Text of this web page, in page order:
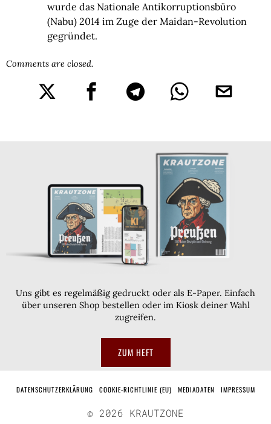
wurde das Nationale Antikorruptionsbüro
(Nabu) 2014 im Zuge der Maidan-Revolution
gegründet.
Comments are closed.
Uns gibt es regelmäßig gedruckt oder als E-Paper. Einfach
über unseren Shop bestellen oder im Kiosk deiner Wahl
zugreifen.
ZUM HEFT
DATENSCHUTZERKLÄRUNG COOKIE-RICHTLINIE (EU) MEDIADATEN IMPRESSUM
© 2026 KRAUTZONE